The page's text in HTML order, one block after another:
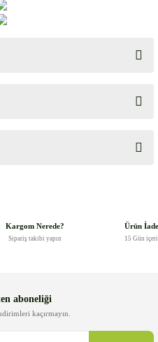
siz yapın!
Kargom Nerede?
Sipariş takibi yapın
Ürün
15 Gün
aboneliği
kaçırmayın.